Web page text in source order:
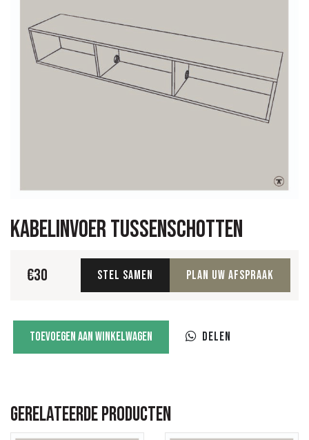
Kabelinvoer tussenschotten
€30 Stel samen Plan uw afspraak
tussenschotten
aantal
Toevoegen aan winkelwagen Delen
Gerelateerde producten